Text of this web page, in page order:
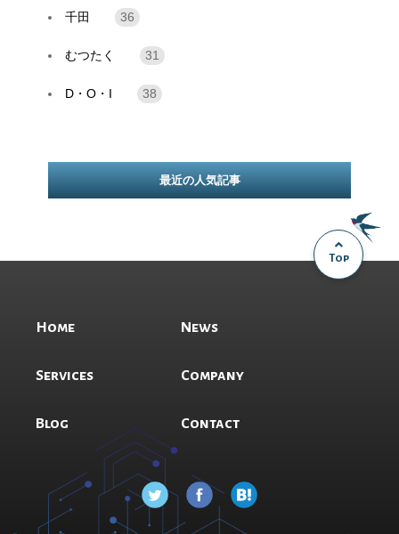
最近の人気記事
千田 36
むつたく 31
D・O・I 38
Top
Home News
Services Company
Blog Contact